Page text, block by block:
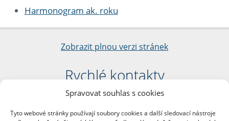
Spravovat souhlas s cookies
Tyto webové stránky používají soubory cookies a další sledovací nástroje
Harmonogram ak. roku
Zobrazit plnou verzi stránek
Rychlé kontakty
Filozofická fakulta
nám. Jana Palacha 1/2